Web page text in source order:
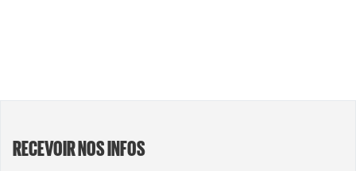
RECEVOIR NOS INFOS